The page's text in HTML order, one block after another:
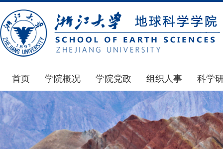
首页 学院概况
学院简介
发展简史
组织机构
学院党政
通知公告
学院发文
党委会议纪要
组织人事
通知公告
博士后管理
人才招聘
科学
国家
科研
通知